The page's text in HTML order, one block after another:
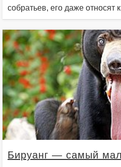
собратьев, его даже относят
Бируанг — самый